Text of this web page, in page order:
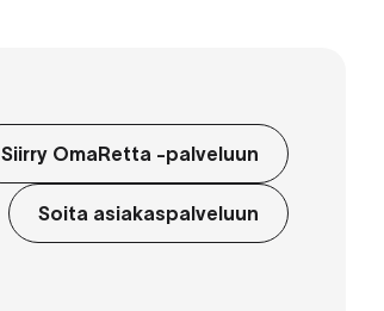
Siirry OmaRetta -palveluun
Soita asiakaspalveluun